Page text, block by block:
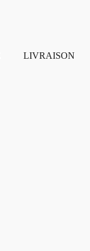
LIVRAISON